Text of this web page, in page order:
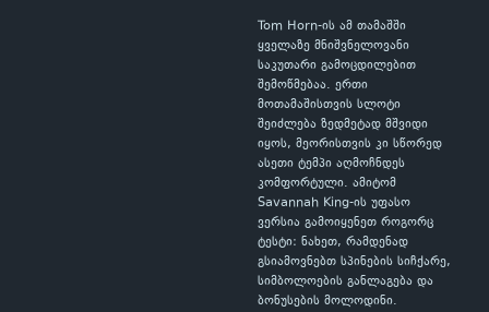
Tom Horn-ის ამ თამაშში
ყველაზე მნიშვნელოვანი
საკუთარი გამოცდილებით
შემოწმებაა. ერთი
მოთამაშისთვის სლოტი
შეიძლება ზედმეტად მშვიდი
იყოს, მეორისთვის კი სწორედ
ასეთი ტემპი აღმოჩნდეს
კომფორტული. ამიტომ
Savannah King-ის უფასო
ვერსია გამოიყენეთ როგორც
ტესტი: ნახეთ, რამდენად
გსიამოვნებთ სპინების სიჩქარე,
სიმბოლოების განლაგება და
ბონუსების მოლოდინი.